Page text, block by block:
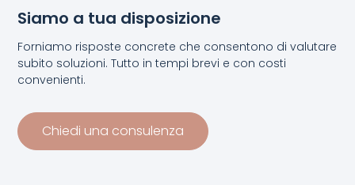
Siamo a tua disposizione
Forniamo risposte concrete che consentono di valutare
subito soluzioni. Tutto in tempi brevi e con costi
convenienti.
Chiedi una consulenza